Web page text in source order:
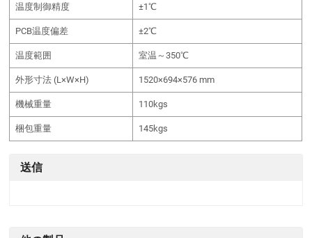
温度制御精度 ±1℃
PCB温度偏差 ±2℃
温度範囲 室温～350℃
外形寸法 (L×W×H) 1520×694×576 mm
機械重量 110kgs
梱包重量 145kgs
送信